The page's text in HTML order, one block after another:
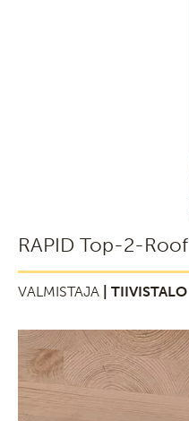
RAPID Top-2-Roof
VALMISTAJA | TIIVISTALO